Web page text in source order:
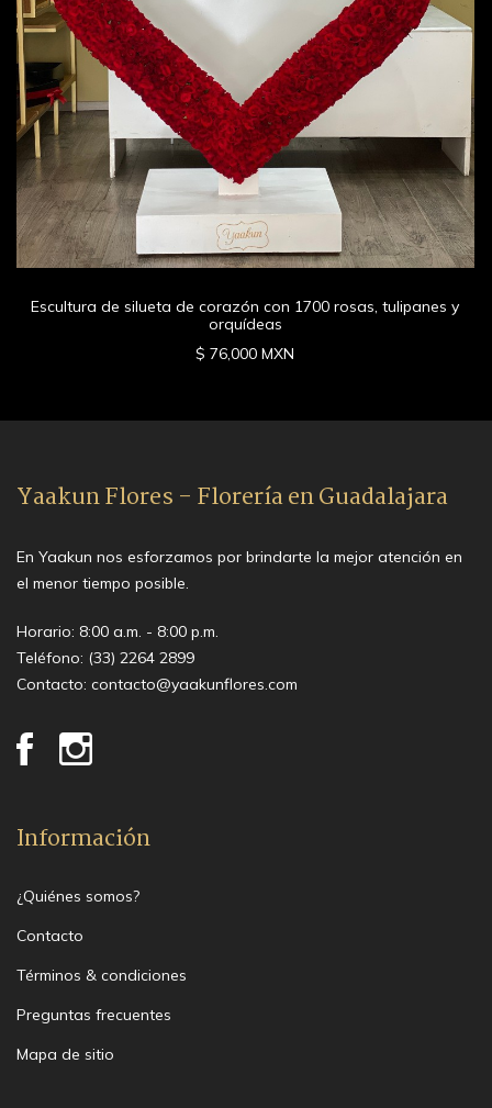
Escultura de silueta de corazón con 1700 rosas, tulipanes y
orquídeas
$ 76,000 MXN
Yaakun Flores - Florería en Guadalajara
En Yaakun nos esforzamos por brindarte la mejor atención en
el menor tiempo posible.
Horario: 8:00 a.m. - 8:00 p.m.
Teléfono: (33) 2264 2899
Contacto: contacto@yaakunflores.com
Información
¿Quiénes somos?
Contacto
Términos & condiciones
Preguntas frecuentes
Mapa de sitio